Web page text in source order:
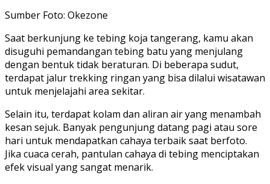
Sumber Foto: Okezone
Saat berkunjung ke tebing koja tangerang, kamu akan
disuguhi pemandangan tebing batu yang menjulang
dengan bentuk tidak beraturan. Di beberapa sudut,
terdapat jalur trekking ringan yang bisa dilalui wisatawan
untuk menjelajahi area sekitar.
Selain itu, terdapat kolam dan aliran air yang menambah
kesan sejuk. Banyak pengunjung datang pagi atau sore
hari untuk mendapatkan cahaya terbaik saat berfoto.
Jika cuaca cerah, pantulan cahaya di tebing menciptakan
efek visual yang sangat menarik.